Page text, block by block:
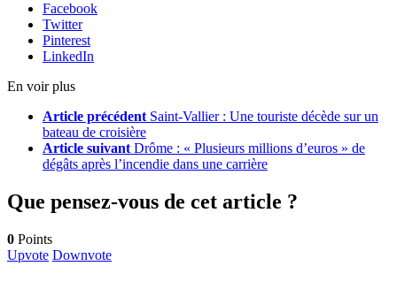
Facebook
Twitter
Pinterest
LinkedIn
En voir plus
Article précédent Saint-Vallier : Une touriste décède sur un
bateau de croisière
Article suivant Drôme : « Plusieurs millions d’euros » de
dégâts après l’incendie dans une carrière
Que pensez-vous de cet article ?
0 Points
Upvote Downvote